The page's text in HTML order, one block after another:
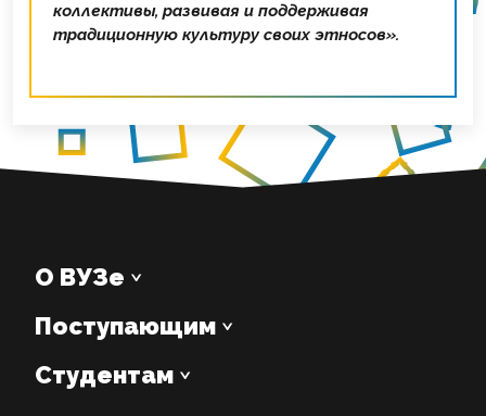
коллективы, развивая и поддерживая
традиционную культуру своих этносов».
О ВУЗе
Поступающим
Студентам